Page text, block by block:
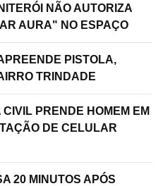
NÃO AUTORIZA
AURA" NO ESPAÇO
PISTOLA,
TRINDADE
PRENDE HOMEM EM
DE CELULAR
20 MINUTOS APÓS